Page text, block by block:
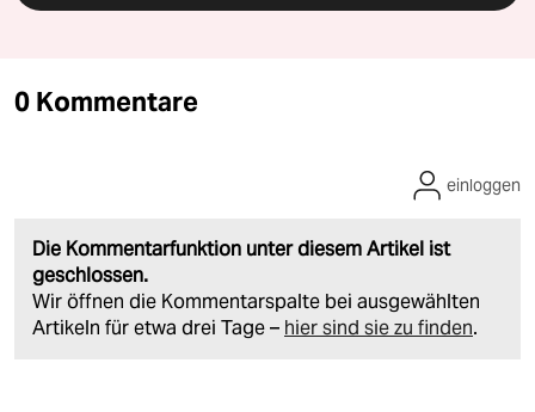
0 Kommentare
Die Kommentarfunktion unter diesem Artikel ist
geschlossen.
Wir öffnen die Kommentarspalte bei ausgewählten
Artikeln für etwa drei Tage – hier sind sie zu finden.
einloggen